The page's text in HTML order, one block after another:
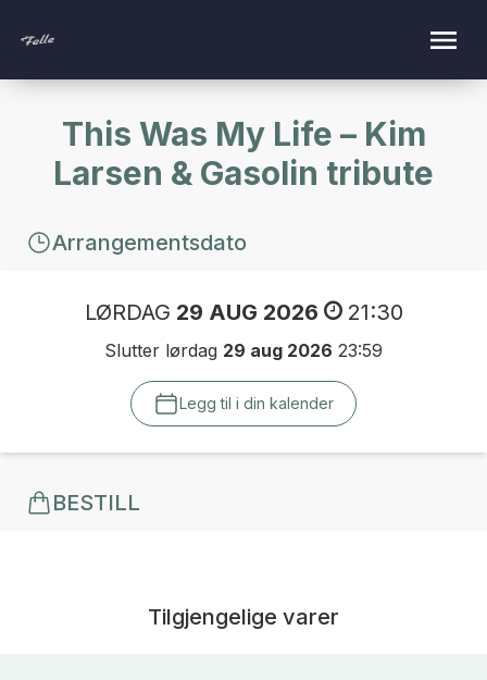
This Was My Life – Kim
Larsen & Gasolin tribute
Arrangementsdato
LØRDAG 29 AUG 2026 21:30
Slutter lørdag 29 aug 2026 23:59
Legg til i din kalender
BESTILL
Tilgjengelige varer